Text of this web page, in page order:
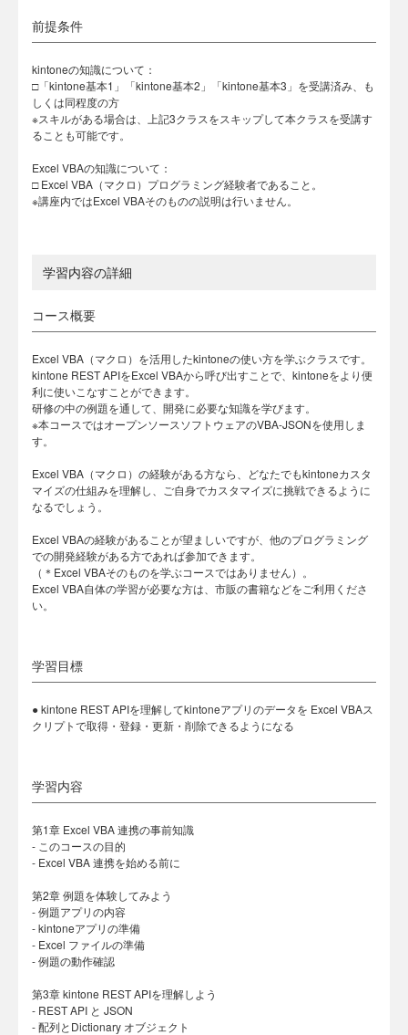
前提条件
kintoneの知識について：
□「kintone基本1」「kintone基本2」「kintone基本3」を受講済み、も
しくは同程度の方
※スキルがある場合は、上記3クラスをスキップして本クラスを受講す
ることも可能です。
Excel VBAの知識について：
□ Excel VBA（マクロ）プログラミング経験者であること。
※講座内ではExcel VBAそのものの説明は行いません。
学習内容の詳細
コース概要
Excel VBA（マクロ）を活用したkintoneの使い方を学ぶクラスです。
kintone REST APIをExcel VBAから呼び出すことで、kintoneをより便
利に使いこなすことができます。
研修の中の例題を通して、開発に必要な知識を学びます。
※本コースではオープンソースソフトウェアのVBA-JSONを使用しま
す。
Excel VBA（マクロ）の経験がある方なら、どなたでもkintoneカスタ
マイズの仕組みを理解し、ご自身でカスタマイズに挑戦できるように
なるでしょう。
Excel VBAの経験があることが望ましいですが、他のプログラミング
での開発経験がある方であれば参加できます。
（＊Excel VBAそのものを学ぶコースではありません）。
Excel VBA自体の学習が必要な方は、市販の書籍などをご利用くださ
い。
学習目標
● kintone REST APIを理解してkintoneアプリのデータを Excel VBAス
クリプトで取得・登録・更新・削除できるようになる
学習内容
第1章 Excel VBA 連携の事前知識
- このコースの目的
- Excel VBA 連携を始める前に
第2章 例題を体験してみよう
- 例題アプリの内容
- kintoneアプリの準備
- Excel ファイルの準備
- 例題の動作確認
第3章 kintone REST APIを理解しよう
- REST API と JSON
- 配列とDictionary オブジェクト